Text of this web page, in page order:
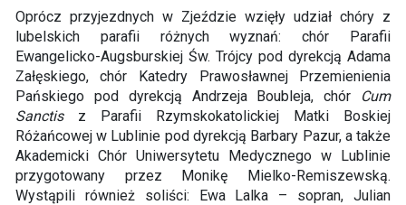
Oprócz przyjezdnych w Zjeździe wzięły udział chóry z
lubelskich parafii różnych wyznań: chór Parafii
Ewangelicko-Augsburskiej Św. Trójcy pod dyrekcją Adama
Załęskiego, chór Katedry Prawosławnej Przemienienia
Pańskiego pod dyrekcją Andrzeja Boubleja, chór Cum
Sanctisz Parafii Rzymskokatolickiej Matki Boskiej
Różańcowej w Lublinie pod dyrekcją Barbary Pazur, a także
Akademicki Chór Uniwersytetu Medycznego w Lublinie
przygotowany przez Monikę Mielko-Remiszewską.
Wystąpili również soliści: Ewa Lalka – sopran, Julian